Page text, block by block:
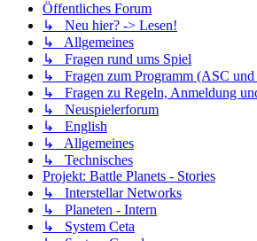
Öffentliches Forum
↳ Neu hier? -> Lesen!
↳ Allgemeines
↳ Fragen rund ums Spiel
↳ Fragen zum Programm (ASC und
↳ Fragen zu Regeln, Anmeldung
↳ Neuspielerforum
↳ English
↳ Allgemeines
↳ Technisches
Projekt: Battle Planets - Stories
↳ Interstellar Networks
↳ Planeten - Intern
↳ System Ceta